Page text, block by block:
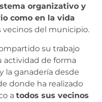
organizativo y
como en la vida
vecinos del municipio.
su trabajo
actividad de forma
la ganadería desde
donde ha realizado
a todos sus vecinos